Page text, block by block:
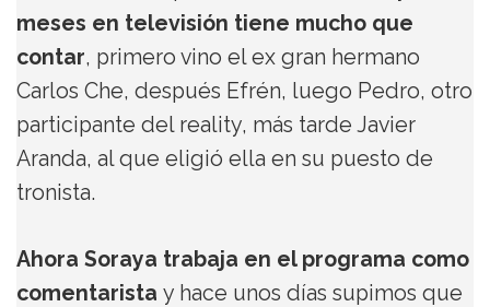
meses en televisión tiene mucho que
contar, primero vino el ex gran hermano
Carlos Che, después Efrén, luego Pedro, otro
participante del reality, más tarde Javier
Aranda, al que eligió ella en su puesto de
tronista.
Ahora Soraya trabaja en el programa como
comentarista y hace unos días supimos que